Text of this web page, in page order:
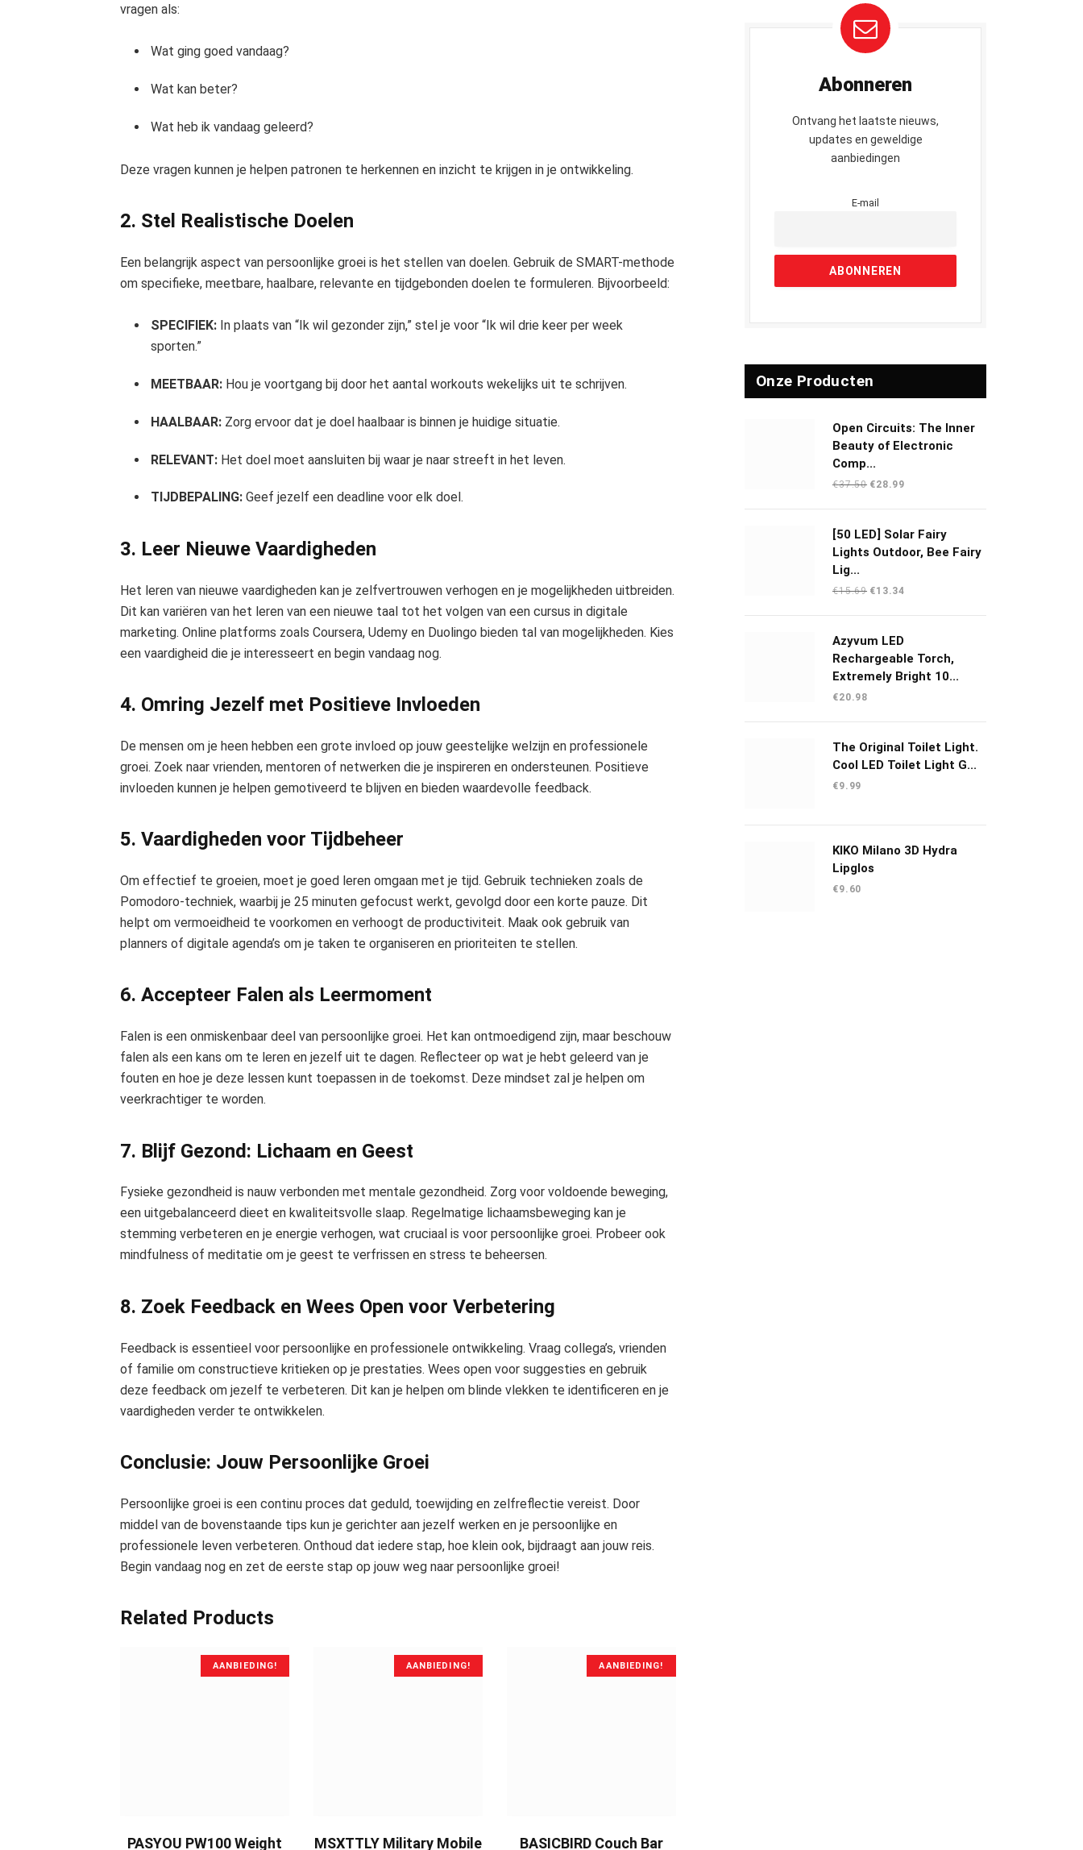
vragen als:
Wat ging goed vandaag?
Wat kan beter?
Wat heb ik vandaag geleerd?
Deze vragen kunnen je helpen patronen te herkennen en inzicht te krijgen in je ontwikkeling.
2. Stel Realistische Doelen
Een belangrijk aspect van persoonlijke groei is het stellen van doelen. Gebruik de SMART-methode
om specifieke, meetbare, haalbare, relevante en tijdgebonden doelen te formuleren. Bijvoorbeeld:
SPECIFIEK: In plaats van “Ik wil gezonder zijn,” stel je voor “Ik wil drie keer per week
sporten.”
MEETBAAR: Hou je voortgang bij door het aantal workouts wekelijks uit te schrijven.
HAALBAAR: Zorg ervoor dat je doel haalbaar is binnen je huidige situatie.
RELEVANT: Het doel moet aansluiten bij waar je naar streeft in het leven.
TIJDBEPALING: Geef jezelf een deadline voor elk doel.
3. Leer Nieuwe Vaardigheden
Het leren van nieuwe vaardigheden kan je zelfvertrouwen verhogen en je mogelijkheden uitbreiden.
Dit kan variëren van het leren van een nieuwe taal tot het volgen van een cursus in digitale
marketing. Online platforms zoals Coursera, Udemy en Duolingo bieden tal van mogelijkheden. Kies
een vaardigheid die je interesseert en begin vandaag nog.
4. Omring Jezelf met Positieve Invloeden
De mensen om je heen hebben een grote invloed op jouw geestelijke welzijn en professionele
groei. Zoek naar vrienden, mentoren of netwerken die je inspireren en ondersteunen. Positieve
invloeden kunnen je helpen gemotiveerd te blijven en bieden waardevolle feedback.
5. Vaardigheden voor Tijdbeheer
Om effectief te groeien, moet je goed leren omgaan met je tijd. Gebruik technieken zoals de
Pomodoro-techniek, waarbij je 25 minuten gefocust werkt, gevolgd door een korte pauze. Dit
helpt om vermoeidheid te voorkomen en verhoogt de productiviteit. Maak ook gebruik van
planners of digitale agenda’s om je taken te organiseren en prioriteiten te stellen.
6. Accepteer Falen als Leermoment
Falen is een onmiskenbaar deel van persoonlijke groei. Het kan ontmoedigend zijn, maar beschouw
falen als een kans om te leren en jezelf uit te dagen. Reflecteer op wat je hebt geleerd van je
fouten en hoe je deze lessen kunt toepassen in de toekomst. Deze mindset zal je helpen om
veerkrachtiger te worden.
7. Blijf Gezond: Lichaam en Geest
Fysieke gezondheid is nauw verbonden met mentale gezondheid. Zorg voor voldoende beweging,
een uitgebalanceerd dieet en kwaliteitsvolle slaap. Regelmatige lichaamsbeweging kan je
stemming verbeteren en je energie verhogen, wat cruciaal is voor persoonlijke groei. Probeer ook
mindfulness of meditatie om je geest te verfrissen en stress te beheersen.
8. Zoek Feedback en Wees Open voor Verbetering
Feedback is essentieel voor persoonlijke en professionele ontwikkeling. Vraag collega’s, vrienden
of familie om constructieve kritieken op je prestaties. Wees open voor suggesties en gebruik
deze feedback om jezelf te verbeteren. Dit kan je helpen om blinde vlekken te identificeren en je
vaardigheden verder te ontwikkelen.
Conclusie: Jouw Persoonlijke Groei
Persoonlijke groei is een continu proces dat geduld, toewijding en zelfreflectie vereist. Door
middel van de bovenstaande tips kun je gerichter aan jezelf werken en je persoonlijke en
professionele leven verbeteren. Onthoud dat iedere stap, hoe klein ook, bijdraagt aan jouw reis.
Begin vandaag nog en zet de eerste stap op jouw weg naar persoonlijke groei!
Related Products
AANBIEDING!
PASYOU PW100 Weight
AANBIEDING!
MSXTTLY Military Mobile
AANBIEDING!
BASICBIRD Couch Bar
Abonneren
Ontvang het laatste nieuws,
updates en geweldige
aanbiedingen
E-mail
Onze Producten
Open Circuits: The Inner
Beauty of Electronic
Comp...
€37.50 Oorspronkelijke
€37.50.
€28.99
€28.99.
[50 LED] Solar Fairy
Lights Outdoor, Bee Fairy
Lig...
€15.69 Oorspronkelijke
€15.69.
€13.34
Azyvum LED
Rechargeable Torch,
Extremely Bright 10...
€20.98
The Original Toilet Light.
Cool LED Toilet Light G...
€9.99
KIKO Milano 3D Hydra
Lipglos
€9.60